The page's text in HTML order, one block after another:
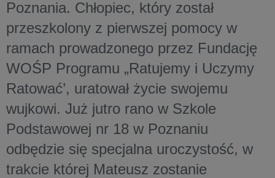
Poznania. Chłopiec, który został
przeszkolony z pierwszej pomocy w
ramach prowadzonego przez Fundację
WOŚP Programu „Ratujemy i Uczymy
Ratować’, uratował życie swojemu
wujkowi. Już jutro rano w Szkole
Podstawowej nr 18 w Poznaniu
odbędzie się specjalna uroczystość, w
trakcie której Mateusz zostanie